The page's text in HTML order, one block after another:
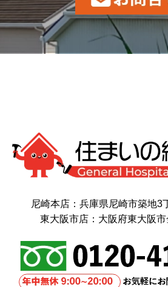
尼崎本店：兵庫県尼崎市築地
東大阪市店：大阪府東大阪